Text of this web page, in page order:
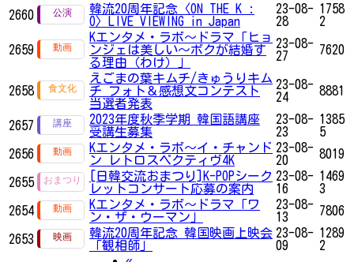
2660
韓流20周年記念〈ON THE K :
O〉LIVE VIEWING in Japan
23-08-
28
1758
2
2659
Kエンタメ・ラボ～ドラマ「ヒョ
ンジェは美しい～ボクが結婚す
る理由（わけ）」
23-08-
27
7620
2658
えごまの葉キムチ/きゅうりキム
チ フォト＆感想文コンテスト
当選者発表
23-08-
24
8881
2657
2023年度秋季学期 韓国語講座
受講生募集
23-08-
23
1385
5
2656
Kエンタメ・ラボ～イ・チャンド
ン レトロスペクティヴ4K
23-08-
20
8019
2655
[日韓交流おまつり]K-POPシーク
レットコンサート応募の案内
23-08-
16
1469
3
2654
Kエンタメ・ラボ～ドラマ「ワ
ン・ザ・ウーマン」
23-08-
13
7806
2653
韓流20周年記念 韓国映画上映会
「観相師」
23-08-
09
1289
2